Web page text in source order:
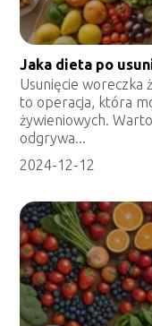
Jaka dieta po
Usunięcie woreczka
to operacja, która
żywieniowych.
odgrywa...
2024-12-12